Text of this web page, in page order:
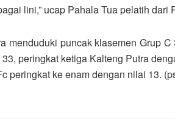
lini,” ucap Pahala Tua pelatih dari
menduduki puncak klasemen Grup
peringkat ketiga Kalteng Putra
peringkat ke enam dengan nilai 13.